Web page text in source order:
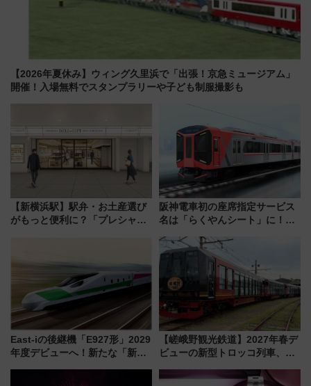
【2026年夏休み】ウィング久里浜で「出張！京急ミュージアム」
開催！入場無料でスタンプラリーや子ども制服撮影も
【新横浜駅】駅弁・お土産選び
がもっと便利に？「プレシャス
阪神電車初の座席指定サービス
名は「らくやんシート」に！新
を快適移動
East-iの後継機「E927形」2029
年度デビューへ！新たな「新幹
説【JR東日本】
【嵯峨野観光鉄道】2027年春デ
ビューの新型トロッコ列車、い
は2026年で引退